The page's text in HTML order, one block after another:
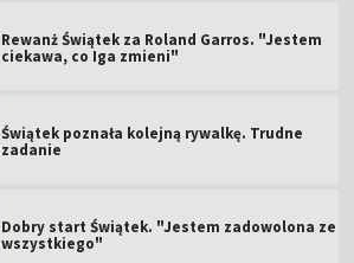
Rewanż Świątek za Roland Garros. "Jestem
ciekawa, co Iga zmieni"
Świątek poznała kolejną rywalkę. Trudne
zadanie
Dobry start Świątek. "Jestem zadowolona ze
wszystkiego"